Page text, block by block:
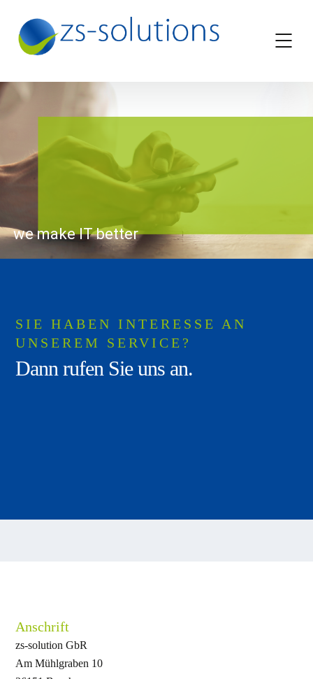
we make IT better
SIE HABEN INTERESSE AN
UNSEREM SERVICE?
Dann rufen Sie uns an.
Anschrift
zs-solution GbR
Am Mühlgraben 10